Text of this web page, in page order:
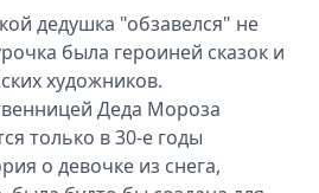
дедушка "обзавелся" не
была героиней сказок и
художников.
Деда Мороза
только в 30-е годы
о девочке из снега,